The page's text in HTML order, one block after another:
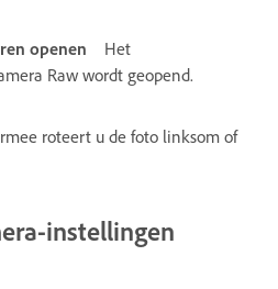
openen
Het
Raw wordt geopend.
roteert u de foto linksom of
instellingen